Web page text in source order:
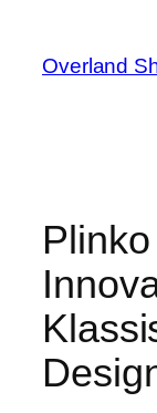
content
Overland